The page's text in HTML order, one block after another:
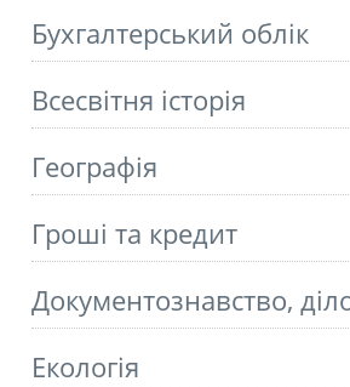
Бухгалтерський облік
Всесвітня історія
Географія
Гроші та кредит
Документознавство,
Екологія